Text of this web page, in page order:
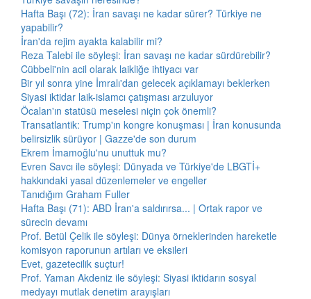
Hafta Başı (72): İran savaşı ne kadar sürer? Türkiye ne
yapabilir?
İran'da rejim ayakta kalabilir mi?
Reza Talebi ile söyleşi: İran savaşı ne kadar sürdürebilir?
Cübbeli'nin acil olarak laikliğe ihtiyacı var
Bir yıl sonra yine İmralı'dan gelecek açıklamayı beklerken
Siyasi iktidar laik-islamcı çatışması arzuluyor
Öcalan'ın statüsü meselesi niçin çok önemli?
Transatlantik: Trump'ın kongre konuşması | İran konusunda
belirsizlik sürüyor | Gazze'de son durum
Ekrem İmamoğlu'nu unuttuk mu?
Evren Savcı ile söyleşi: Dünyada ve Türkiye'de LBGTİ+
hakkındaki yasal düzenlemeler ve engeller
Tanıdığım Graham Fuller
Hafta Başı (71): ABD İran'a saldırırsa... | Ortak rapor ve
sürecin devamı
Prof. Betül Çelik ile söyleşi: Dünya örneklerinden hareketle
komisyon raporunun artıları ve eksileri
Evet, gazetecilik suçtur!
Prof. Yaman Akdeniz ile söyleşi: Siyasi iktidarın sosyal
medyayı mutlak denetim arayışları